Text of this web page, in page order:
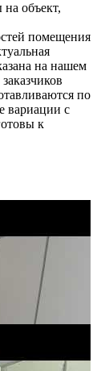
объект,
помещения
на нашем
по
вариации с
к